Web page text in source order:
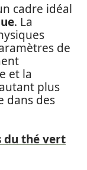
cadre idéal
. La
de
et la
plus
dans des
du thé vert